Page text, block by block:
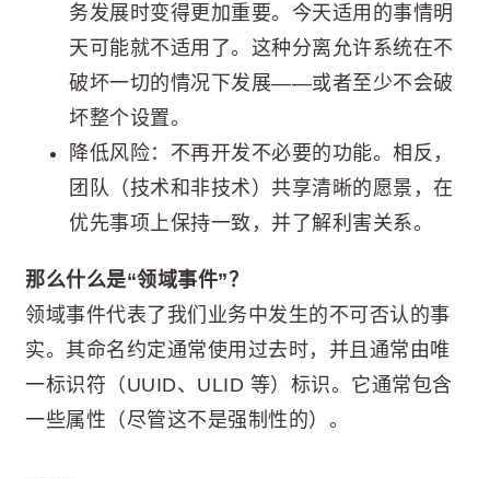
务发展时变得更加重要。今天适用的事情明
天可能就不适用了。这种分离允许系统在不
破坏一切的情况下发展——或者至少不会破
坏整个设置。
降低风险：不再开发不必要的功能。相反，
团队（技术和非技术）共享清晰的愿景，在
优先事项上保持一致，并了解利害关系。
那么什么是“领域事件”？
领域事件代表了我们业务中发生的不可否认的事
实。其命名约定通常使用过去时，并且通常由唯
一标识符（UUID、ULID 等）标识。它通常包含
一些属性（尽管这不是强制性的）。